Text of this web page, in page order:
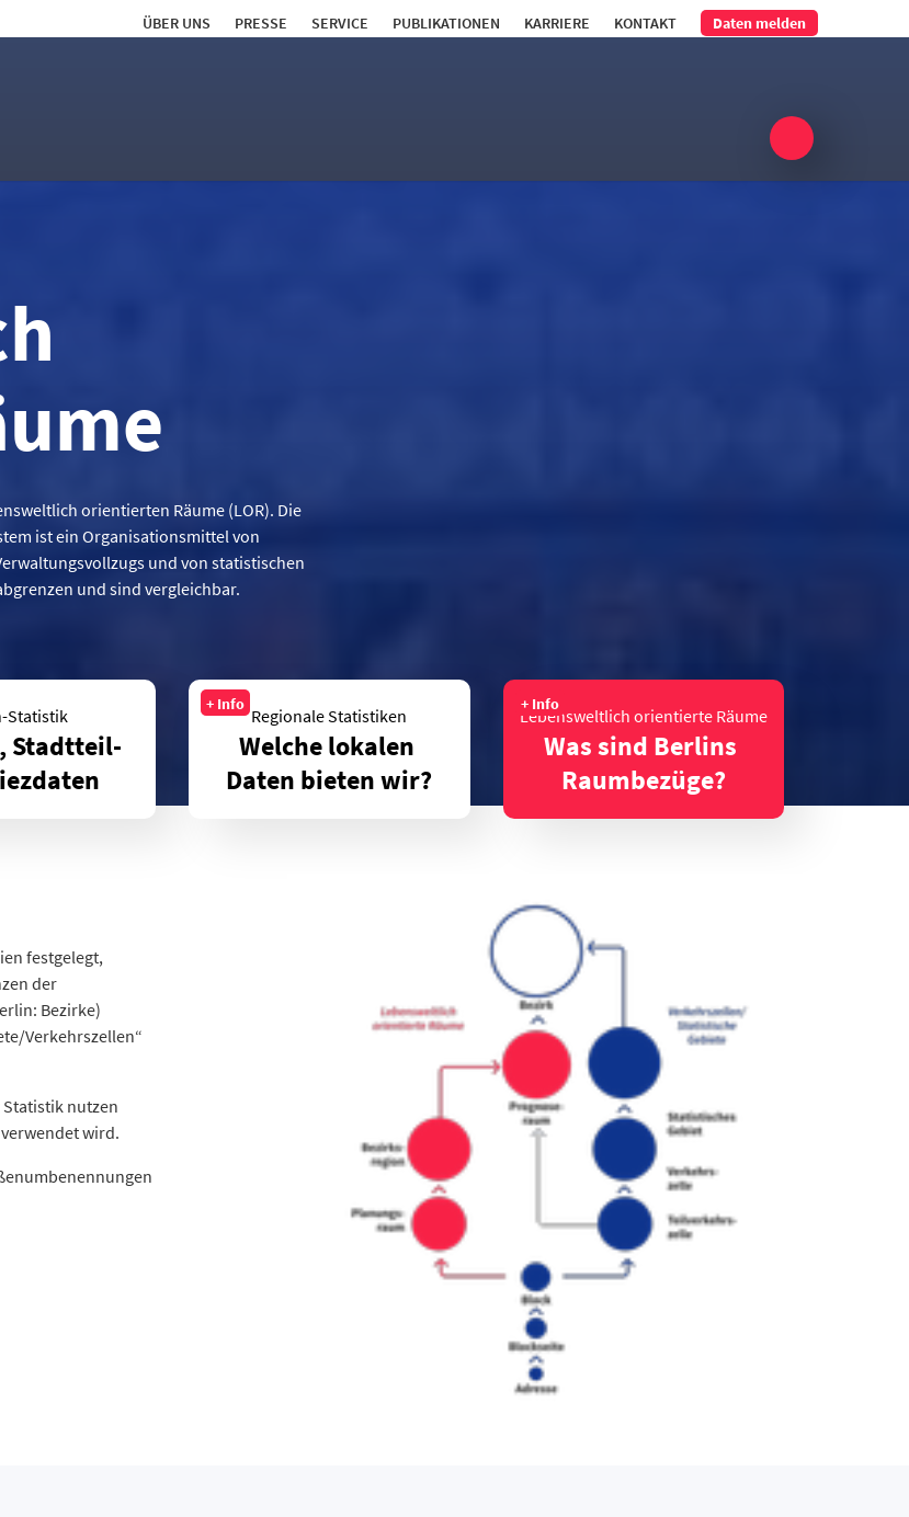
ÜBER UNS PRESSE SERVICE PUBLIKATIONEN KARRIERE KONTAKT Daten melden
orientierten Räume (LOR). Die
ist ein Organisationsmittel von
und von statistischen
und sind vergleichbar.
Statistik
Stadtteil-
+ Info
Regionale Statistiken
Welche lokalen
Daten bieten wir?
+ Info
Lebensweltlich orientierte Räume
Was sind Berlins
Raumbezüge?
festgelegt,
der
Bezirke)
Verkehrszellen“
Statistik nutzen
wird.